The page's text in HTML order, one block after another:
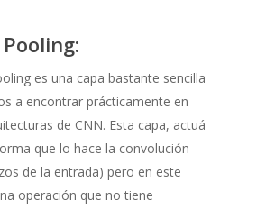
es una capa bastante sencilla
a encontrar prácticamente en
de CNN. Esta capa, actuá
que lo hace la convolución
de la entrada) pero en este
operación que no tiene